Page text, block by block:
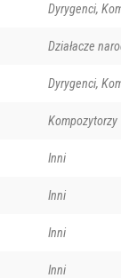
Dyrygenci,
Działacze
Dyrygenci,
Kompozytorzy
Inni
Inni
Inni
Inni